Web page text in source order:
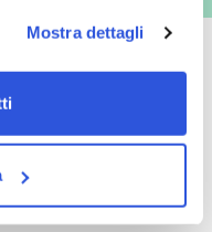
Mostra dettagli
un acquisto minimo di 29.90 €